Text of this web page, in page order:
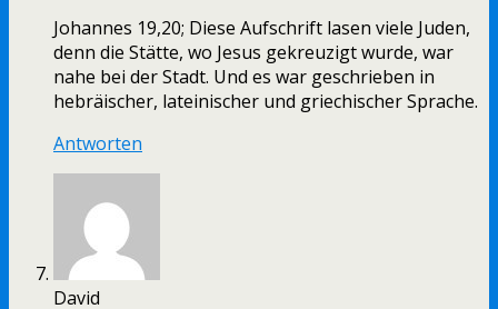
Johannes 19,20; Diese Aufschrift lasen viele Juden,
denn die Stätte, wo Jesus gekreuzigt wurde, war
nahe bei der Stadt. Und es war geschrieben in
hebräischer, lateinischer und griechischer Sprache.
Antworten
David